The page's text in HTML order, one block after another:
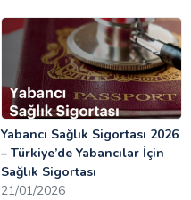
Yabancı Sağlık Sigortası 2026
– Türkiye’de Yabancılar İçin
Sağlık Sigortası
21/01/2026